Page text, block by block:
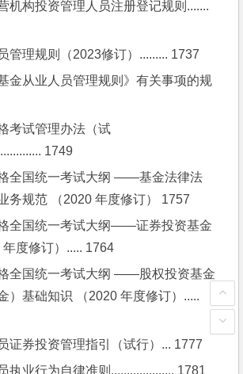
机构投资管理人员注册登记规则.......
管理规则（2023修订）......... 1737
金从业人员管理规则》有关事项的规
考试管理办法（试
1749
全国统一考试大纲 ——基金法律法
务规范 （2020 年度修订） 1757
全国统一考试大纲——证券投资基金
度修订）..... 1764
全国统一考试大纲 ——股权投资基金
）基础知识 （2020 年度修订）.....
证券投资管理指引（试行）... 1777
执业行为自律准则.................... 1781